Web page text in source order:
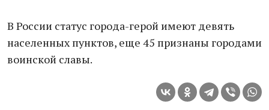
В России статус города-герой имеют девять
населенных пунктов, еще 45 признаны городами
воинской славы.